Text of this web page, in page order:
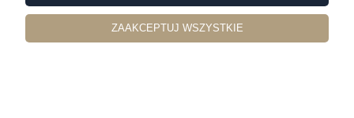
Walizka Kabinowa Travelite Briize 55cm S
Czarna PremiumZAAKCEPTUJ WSZYSTKIE